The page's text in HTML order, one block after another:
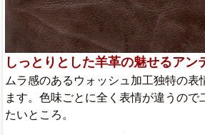
しっとりとした羊革の魅せるアン
ムラ感のあるウォッシュ加工独特の表
ます。色味ごとに全く表情が違うので
たいところ。